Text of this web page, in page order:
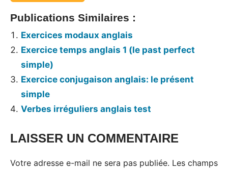
Publications Similaires :
Exercices modaux anglais
Exercice temps anglais 1 (le past perfect
simple)
Exercice conjugaison anglais: le présent
simple
Verbes irréguliers anglais test
Tags:
LAISSER UN COMMENTAIRE
Votre adresse e-mail ne sera pas publiée. Les champs